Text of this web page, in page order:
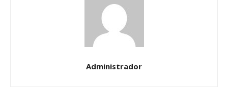
Administrador